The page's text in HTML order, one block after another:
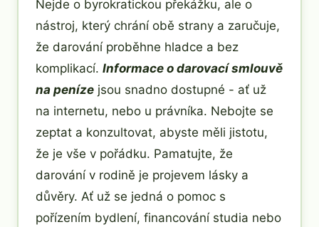
Nejde o byrokratickou překážku, ale o
nástroj, který chrání obě strany a zaručuje,
že darování proběhne hladce a bez
komplikací. Informace o darovací smlouvě
na peníze jsou snadno dostupné - ať už
na internetu, nebo u právníka. Nebojte se
zeptat a konzultovat, abyste měli jistotu,
že je vše v pořádku. Pamatujte, že
darování v rodině je projevem lásky a
důvěry. Ať už se jedná o pomoc s
pořízením bydlení, financování studia nebo